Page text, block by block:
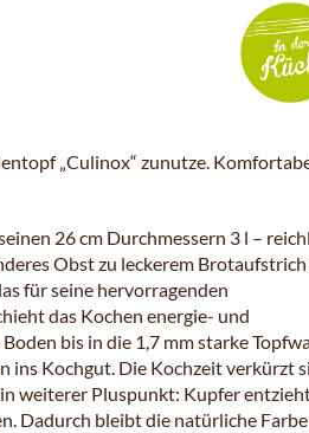
„Culinox“ zunutze.
26 cm Durchmessern 3 l –
Obst zu leckerem Brotaufstrich
für seine hervorragenden
das Kochen energie- und
bis in die 1,7 mm starke
ins Kochgut. Die Kochzeit verkürzt
weiterer Pluspunkt: Kupfer
Dadurch bleibt die natürliche